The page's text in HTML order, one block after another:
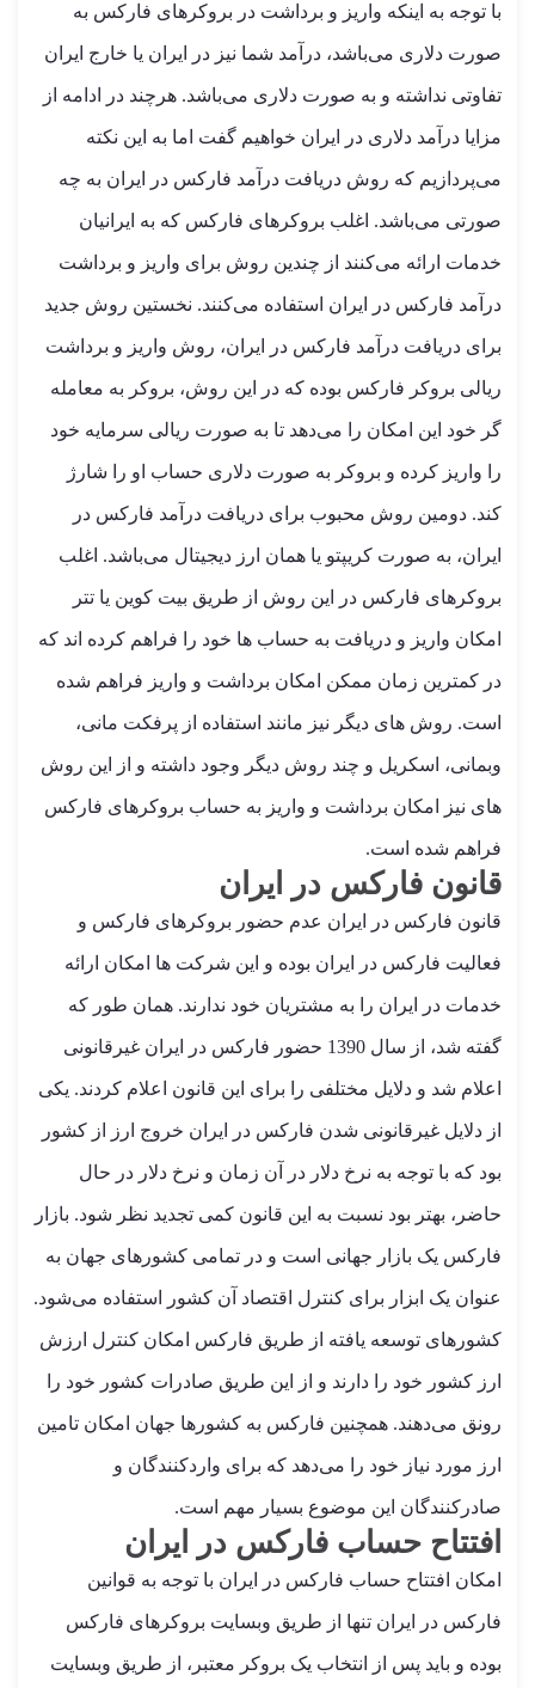
با توجه به اینکه واریز و برداشت در بروکرهای فارکس به
صورت دلاری می‌باشد، درآمد شما نیز در ایران یا خارج ایران
تفاوتی نداشته و به صورت دلاری می‌باشد. هرچند در ادامه از
مزایا درآمد دلاری در ایران خواهیم گفت اما به این نکته
می‌پردازیم که روش دریافت درآمد فارکس در ایران به چه
صورتی می‌باشد. اغلب بروکرهای فارکس که به ایرانیان
خدمات ارائه می‌کنند از چندین روش برای واریز و برداشت
درآمد فارکس در ایران استفاده می‌کنند. نخستین روش جدید
برای دریافت درآمد فارکس در ایران، روش واریز و برداشت
ریالی بروکر فارکس بوده که در این روش، بروکر به معامله
گر خود این امکان را می‌دهد تا به صورت ریالی سرمایه خود
را واریز کرده و بروکر به صورت دلاری حساب او را شارژ
کند. دومین روش محبوب برای دریافت درآمد فارکس در
ایران، به صورت کریپتو یا همان ارز دیجیتال می‌باشد. اغلب
بروکرهای فارکس در این روش از طریق بیت کوین یا تتر
امکان واریز و دریافت به حساب ها خود را فراهم کرده اند که
در کمترین زمان ممکن امکان برداشت و واریز فراهم شده
است. روش های دیگر نیز مانند استفاده از پرفکت مانی،
وبمانی، اسکریل و چند روش دیگر وجود داشته و از این روش
های نیز امکان برداشت و واریز به حساب بروکرهای فارکس
فراهم شده است.
قانون فارکس در ایران
قانون فارکس در ایران عدم حضور بروکرهای فارکس و
فعالیت فارکس در ایران بوده و این شرکت ها امکان ارائه
خدمات در ایران را به مشتریان خود ندارند. همان طور که
گفته شد، از سال 1390 حضور فارکس در ایران غیرقانونی
اعلام شد و دلایل مختلفی را برای این قانون اعلام کردند. یکی
از دلایل غیرقانونی شدن فارکس در ایران خروج ارز از کشور
بود که با توجه به نرخ دلار در آن زمان و نرخ دلار در حال
حاضر، بهتر بود نسبت به این قانون کمی تجدید نظر شود. بازار
فارکس یک بازار جهانی است و در تمامی کشورهای جهان به
عنوان یک ابزار برای کنترل اقتصاد آن کشور استفاده می‌شود.
کشورهای توسعه یافته از طریق فارکس امکان کنترل ارزش
ارز کشور خود را دارند و از این طریق صادرات کشور خود را
رونق می‌دهند. همچنین فارکس به کشورها جهان امکان تامین
ارز مورد نیاز خود را می‌دهد که برای واردکنندگان و
صادرکنندگان این موضوع بسیار مهم است.
افتتاح حساب فارکس در ایران
امکان افتتاح حساب فارکس در ایران با توجه به قوانین
فارکس در ایران تنها از طریق وبسایت بروکرهای فارکس
بوده و باید پس از انتخاب یک بروکر معتبر، از طریق وبسایت